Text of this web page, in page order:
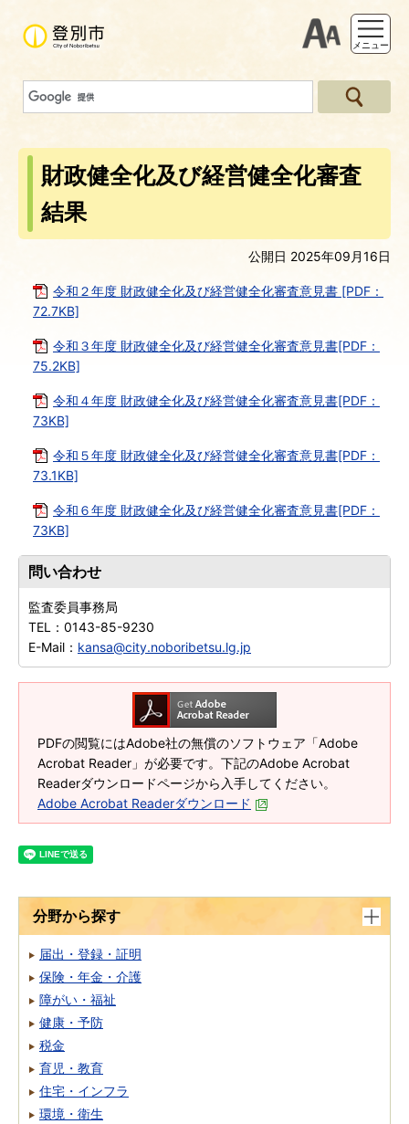
支援ツー
メニュー
財政健全化及び経営健全化審査
結果
公開日 2025年09月16日
令和２年度 財政健全化及び経営健全化審査意見書 [PDF：
72.7KB]
令和３年度 財政健全化及び経営健全化審査意見書[PDF：
75.2KB]
令和４年度 財政健全化及び経営健全化審査意見書[PDF：
73KB]
令和５年度 財政健全化及び経営健全化審査意見書[PDF：
73.1KB]
令和６年度 財政健全化及び経営健全化審査意見書[PDF：
73KB]
問い合わせ
監査委員事務局
TEL： 0143-85-9230
E-Mail： kansa@city.noboribetsu.lg.jp
PDFの閲覧にはAdobe社の無償のソフトウェア「Adobe
Acrobat Reader」が必要です。下記のAdobe Acrobat
Readerダウンロードページから入手してください。
Adobe Acrobat Readerダウンロード
分野から探す
届出・登録・証明
保険・年金・介護
障がい・福祉
健康・予防
税金
育児・教育
住宅・インフラ
環境・衛生